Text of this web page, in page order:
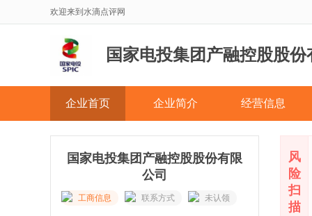
欢迎来到水滴点评网
国家电投集团产融控股股份
企业首页 企业简介 经营信息
国家电投集团产融控股股份有限
公司
工商信息 联系方式 未认领
风
险
扫
描